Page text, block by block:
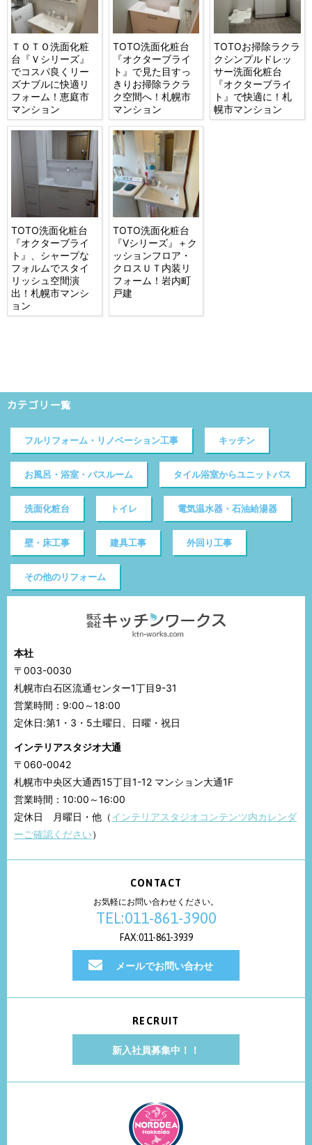
ＴＯＴＯ洗面化粧
台『Ｖシリーズ』
でコスパ良くリー
ズナブルに快適リ
フォーム！恵庭市
マンション
TOTO洗面化粧台
『オクターブライ
ト』で見た目すっ
きりお掃除ラクラ
ク空間へ！札幌市
マンション
TOTOお掃除ラクラ
クシンプルドレッ
サー洗面化粧台
『オクターブライ
ト』で快適に！札
幌市マンション
TOTO洗面化粧台
『オクターブライ
ト』、シャープな
フォルムでスタイ
リッシュ空間演
出！札幌市マンシ
ョン
TOTO洗面化粧台
『Vシリーズ』＋ク
ッションフロア・
クロスＵＴ内装リ
フォーム！岩内町
戸建
カテゴリ一覧
フルリフォーム・リノベーション工事 キッチン
お風呂・浴室・バスルーム タイル浴室からユニットバス
洗面化粧台 トイレ 電気温水器・石油給湯器
壁・床工事 建具工事 外回り工事
その他のリフォーム
本社
〒003-0030
札幌市白石区流通センター1丁目9-31
営業時間：9:00～18:00
定休日:第1・3・5土曜日、日曜・祝日
インテリアスタジオ大通
〒060-0042
札幌市中央区大通西15丁目1-12 マンション大通1F
営業時間：10:00～16:00
定休日 月曜日・他（インテリアスタジオコンテンツ内カレンダ
ーご確認ください）
CONTACT
お気軽にお問い合わせください。
TEL:011-861-3900
FAX:011-861-3939
メールでお問い合わせ
RECRUIT
新入社員募集中！！